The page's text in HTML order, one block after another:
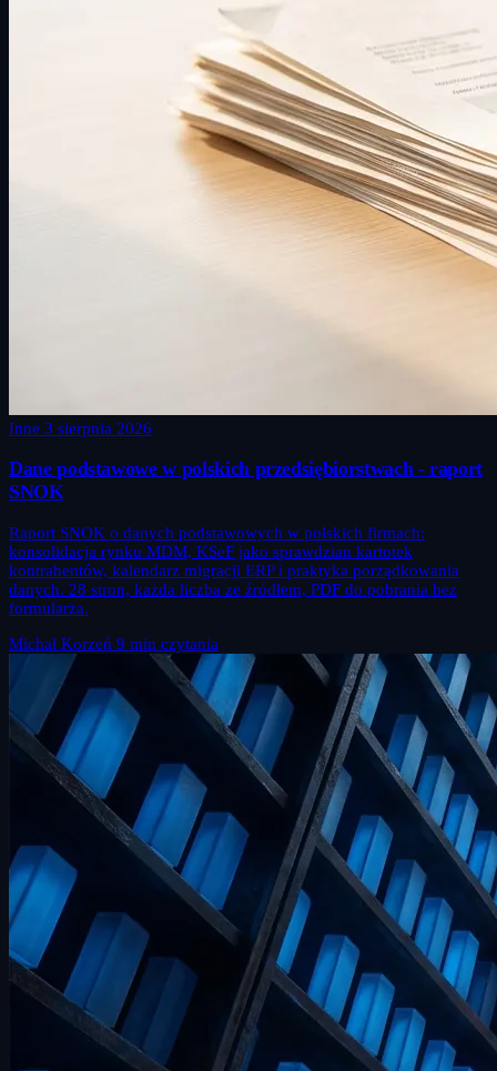
Inne 3 sierpnia 2026
Dane podstawowe w polskich przedsiębiorstwach - raport
SNOK
Raport SNOK o danych podstawowych w polskich firmach:
konsolidacja rynku MDM, KSeF jako sprawdzian kartotek
kontrahentów, kalendarz migracji ERP i praktyka porządkowania
danych. 28 stron, każda liczba ze źródłem, PDF do pobrania bez
formularza.
Michał Korzeń 9 min czytania